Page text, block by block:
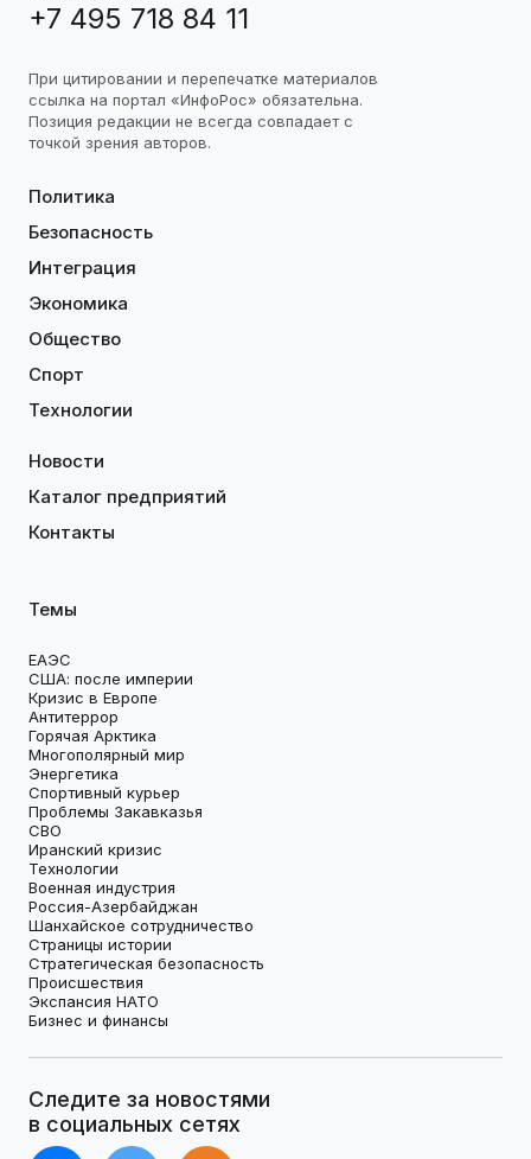
+7 495 718 84 11
При цитировании и перепечатке материалов
ссылка на портал «ИнфоРос» обязательна.
Позиция редакции не всегда совпадает с
точкой зрения авторов.
Политика
Безопасность
Интеграция
Экономика
Общество
Спорт
Технологии
Новости
Каталог предприятий
Контакты
Темы
ЕАЭС
США: после империи
Кризис в Европе
Антитеррор
Горячая Арктика
Многополярный мир
Энергетика
Спортивный курьер
Проблемы Закавказья
СВО
Иранский кризис
Технологии
Военная индустрия
Россия-Азербайджан
Шанхайское сотрудничество
Страницы истории
Стратегическая безопасность
Происшествия
Экспансия НАТО
Бизнес и финансы
Следите за новостями
в социальных сетях